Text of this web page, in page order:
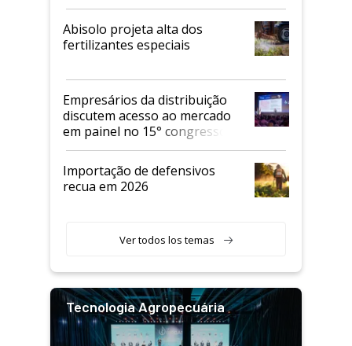
Abisolo projeta alta dos
fertilizantes especiais
Empresários da distribuição
discutem acesso ao mercado
em painel no 15° congresso
Andav
Importação de defensivos
recua em 2026
Ver todos los temas
Tecnologia Agropecuária